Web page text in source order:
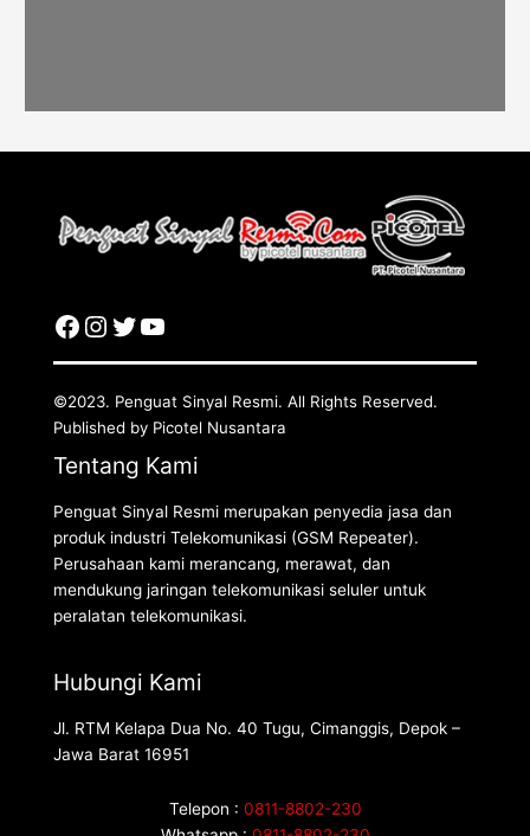
©2023. Penguat Sinyal Resmi. All Rights Reserved.
Published by Picotel Nusantara
Tentang Kami
Penguat Sinyal Resmi merupakan penyedia jasa dan
produk industri Telekomunikasi (GSM Repeater).
Perusahaan kami merancang, merawat, dan
mendukung jaringan telekomunikasi seluler untuk
peralatan telekomunikasi.
Hubungi Kami
Jl. RTM Kelapa Dua No. 40 Tugu, Cimanggis, Depok –
Jawa Barat 16951
Telepon : 0811-8802-230